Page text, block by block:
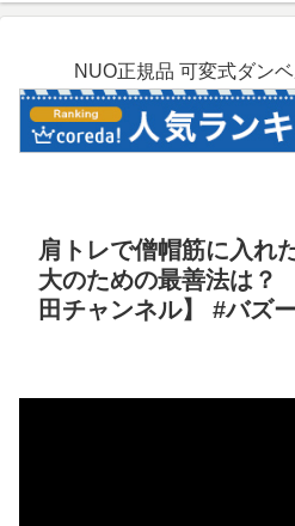
NUO正規品 可変式ダン
肩トレで僧帽筋に入れ
大のための最善法は？
田チャンネル】 #バズ